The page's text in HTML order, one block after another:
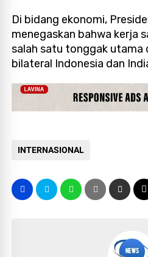
Di bidang ekonomi,
menegaskan bahwa kerja
salah satu tonggak utama
bilateral Indonesia dan
INTERNASIONAL